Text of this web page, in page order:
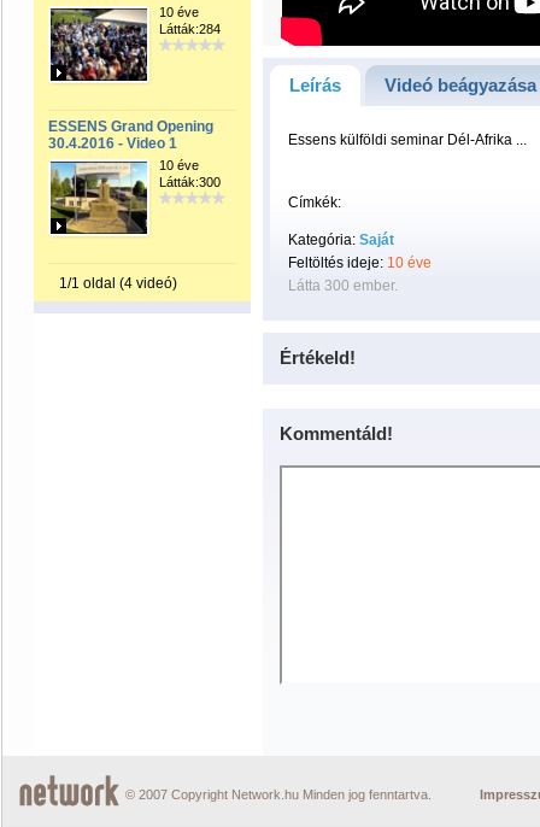
10 éve
Látták:284
ESSENS Grand Opening
30.4.2016 - Video 1
10 éve
Látták:300
1/1 oldal (4 videó)
Leírás Videó beágyazása
Essens külföldi seminar Dél-Afrika ...
Címkék:
Kategória: Saját
Feltöltés ideje: 10 éve
Látta 300 ember.
Értékeld!
Kommentáld!
© 2007 Copyright Network.hu Minden jog fenntartva.